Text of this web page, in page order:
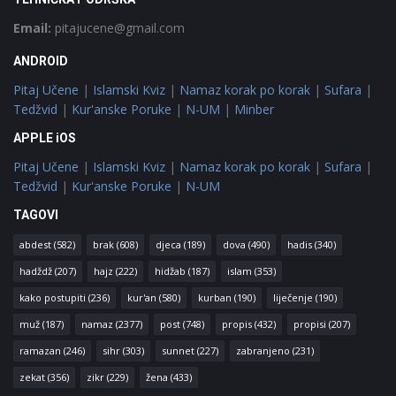
Email: pitajucene@gmail.com
ANDROID
Pitaj Učene | Islamski Kviz | Namaz korak po korak | Sufara |
Tedžvid | Kur'anske Poruke | N-UM | Minber
APPLE iOS
Pitaj Učene | Islamski Kviz | Namaz korak po korak | Sufara |
Tedžvid | Kur'anske Poruke | N-UM
TAGOVI
abdest (582) brak (608) djeca (189) dova (490) hadis (340)
hadždž (207) hajz (222) hidžab (187) islam (353)
kako postupiti (236) kur'an (580) kurban (190) liječenje (190)
muž (187) namaz (2377) post (748) propis (432) propisi (207)
ramazan (246) sihr (303) sunnet (227) zabranjeno (231)
zekat (356) zikr (229) žena (433)